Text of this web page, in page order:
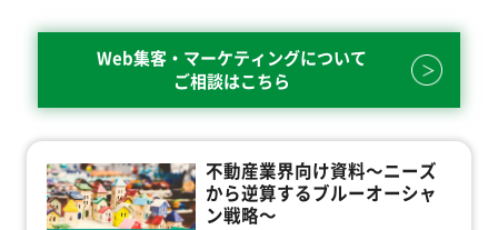
Web集客・マーケティングについて
ご相談はこちら
不動産業界向け資料～ニーズ
から逆算するブルーオーシャ
ン戦略～